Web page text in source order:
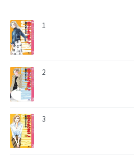
1
2
3